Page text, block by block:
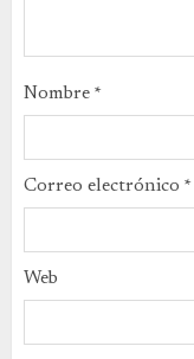
Nombre *
Correo electrónico *
Web